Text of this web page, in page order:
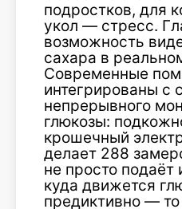
подростков, для
укол — стресс.
возможность
сахара в
Современные
интегрированы с
непрерывного
глюкозы:
крошечный
делает 288
не просто подаёт
куда движется
предиктивно — то